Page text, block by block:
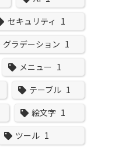
セキュリティ 1
グラデーション 1
メニュー 1
テーブル 1
絵文字 1
ツール 1